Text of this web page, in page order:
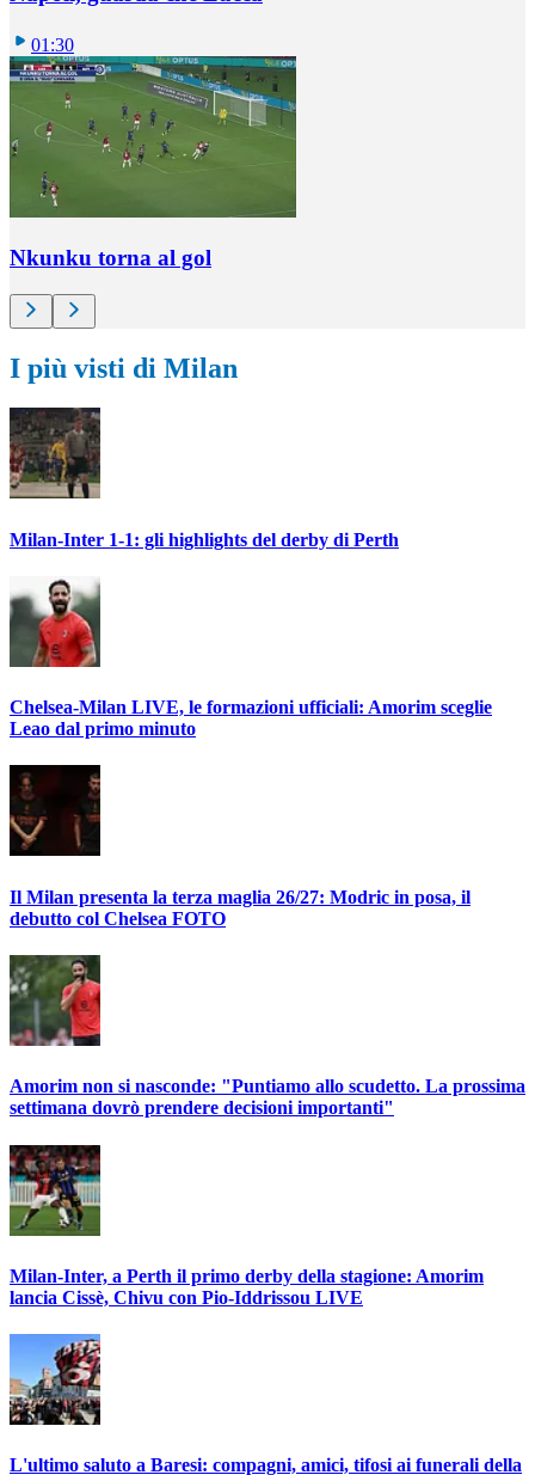
01:30
Nkunku torna al gol
I più visti di Milan
Milan-Inter 1-1: gli highlights del derby di Perth
Chelsea-Milan LIVE, le formazioni ufficiali: Amorim sceglie
Leao dal primo minuto
Il Milan presenta la terza maglia 26/27: Modric in posa, il
debutto col Chelsea FOTO
Amorim non si nasconde: "Puntiamo allo scudetto. La prossima
settimana dovrò prendere decisioni importanti"
Milan-Inter, a Perth il primo derby della stagione: Amorim
lancia Cissè, Chivu con Pio-Iddrissou LIVE
L'ultimo saluto a Baresi: compagni, amici, tifosi ai funerali della